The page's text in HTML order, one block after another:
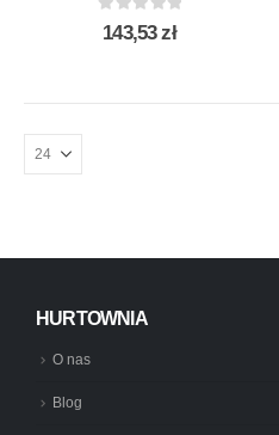
0out of 5
143,53zł
HURTOWNIA
O nas
Blog